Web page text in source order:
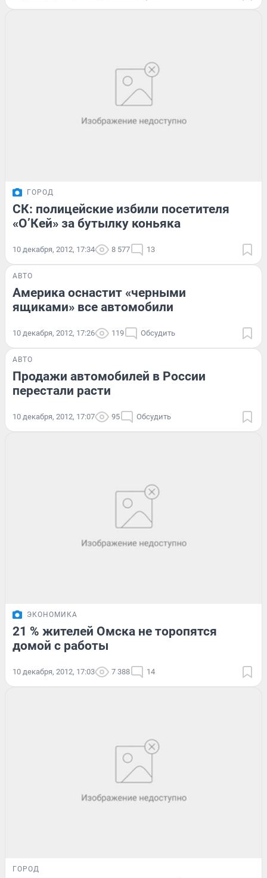
ГОРОД
СК: полицейские избили посетителя
«О’Кей» за бутылку коньяка
10 декабря, 2012, 17:34 8 577 13
АВТО
Америка оснастит «черными
ящиками» все автомобили
10 декабря, 2012, 17:26 119 Обсудить
АВТО
Продажи автомобилей в России
перестали расти
10 декабря, 2012, 17:07 95 Обсудить
ЭКОНОМИКА
21 % жителей Омска не торопятся
домой с работы
10 декабря, 2012, 17:03 7 388 14
ГОРОД